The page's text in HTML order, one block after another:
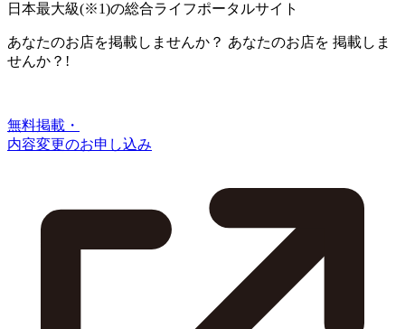
日本最大級(※1)の総合ライフポータルサイト
あなたのお店を掲載しませんか？ あなたのお店を 掲載しま
せんか？!
無料掲載・
内容変更のお申し込み